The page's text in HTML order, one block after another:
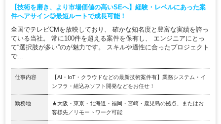
【技術を磨き、より市場価値の高いSEへ】経験・レベルにあった案
件へアサイン◎最短ルートで成長可能！
全国でテレビCMを放映しており、 確かな知名度と豊富な実績を誇っ
ている当社。 常に100件を超える案件を保有し、 エンジニアにとっ
て“選択肢が多い”のが魅力です。 スキルや適性に合ったプロジェクト
で...
仕事内容
【AI・IoT・クラウドなどの最新技術案件有】業務システム・イ
ンフラ・組込みソフト開発などをお任せ！
勤務地
★大阪・東京・北海道・福岡・宮崎・鹿児島の拠点、またはお
客様先／リモートワーク可能